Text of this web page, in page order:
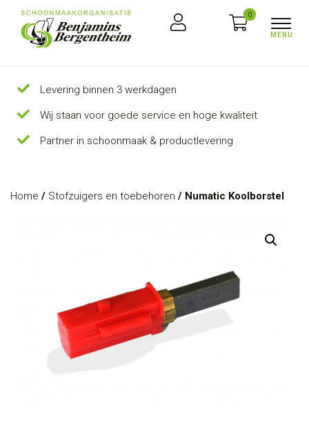
0
Levering binnen 3 werkdagen
Wij staan voor goede service en hoge kwaliteit
Partner in schoonmaak & productlevering
Home / Stofzuigers en toebehoren / Numatic Koolborstel